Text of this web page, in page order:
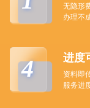
无隐形
办理不
4 进度
资料即
服务进